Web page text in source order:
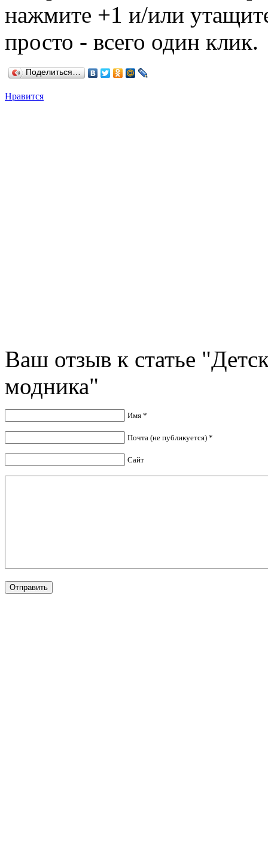
нажмите +1 и/или
просто - всего один клик.
Поделиться…
Нравится
Ваш отзыв к статье
модника"
Имя *
Почта (не публикуется) *
Сайт